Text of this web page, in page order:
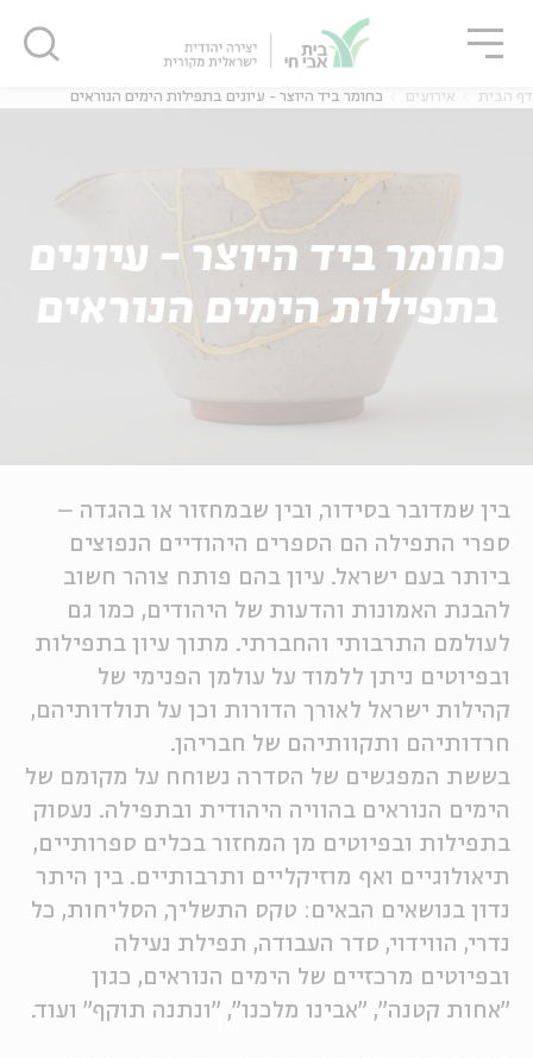
אנגלית
דף הבית אירועים כחומר ביד היוצר - עיונים בתפילות הימים הנוראים
כחומר ביד היוצר - עיונים
בתפילות הימים הנוראים
בין שמדובר בסידור, ובין שבמחזור או בהגדה –
ספרי התפילה הם הספרים היהודיים הנפוצים
ביותר בעם ישראל. עיון בהם פותח צוהר חשוב
להבנת האמונות והדעות של היהודים, כמו גם
לעולמם התרבותי והחברתי. מתוך עיון בתפילות
ובפיוטים ניתן ללמוד על עולמן הפנימי של
קהילות ישראל לאורך הדורות וכן על תולדותיהם,
חרדותיהם ותקוותיהם של חבריהן.
בששת המפגשים של הסדרה נשוחח על מקומם של
הימים הנוראים בהוויה היהודית ובתפילה. נעסוק
בתפילות ובפיוטים מן המחזור בכלים ספרותיים,
תיאולוגיים ואף מוזיקליים ותרבותיים. בין היתר
נדון בנושאים הבאים: טקס התשליך, הסליחות, כל
נדרי, הווידוי, סדר העבודה, תפילת נעילה
ובפיוטים מרכזיים של הימים הנוראים, כגון
"אחות קטנה", "אבינו מלכנו", "ונתנה תוקף" ועוד.
סגור